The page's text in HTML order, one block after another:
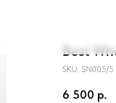
Best
SKU: SN005/5
6 500 р.